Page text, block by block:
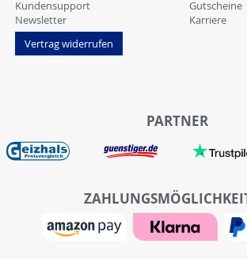
Kundensupport
Newsletter
Vertrag widerrufen
Gutscheine
Karriere
PARTNER